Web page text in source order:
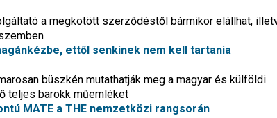
a megkötött szerződéstől bármikor elállhat,
ettől senkinek nem kell tartania
büszkén mutathatják meg a magyar és külföldi
teljes barokk műemléket
MATE a THE nemzetközi rangsorán